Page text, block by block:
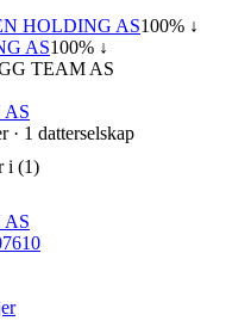
HOLDING AS100% ↓
AS100% ↓
TEAM AS
· 1 datterselskap
i (1)